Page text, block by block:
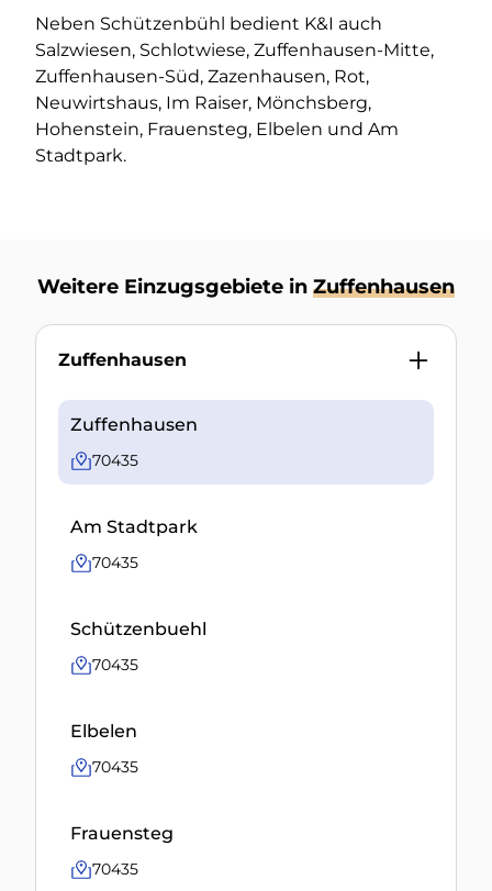
Neben Schützenbühl bedient K&I auch
Salzwiesen, Schlotwiese, Zuffenhausen-Mitte,
Zuffenhausen-Süd, Zazenhausen, Rot,
Neuwirtshaus, Im Raiser, Mönchsberg,
Hohenstein, Frauensteg, Elbelen und Am
Stadtpark.
Weitere Einzugsgebiete in Zuffenhausen
Zuffenhausen
Zuffenhausen
70435
Am Stadtpark
70435
Schützenbuehl
70435
Elbelen
70435
Frauensteg
70435